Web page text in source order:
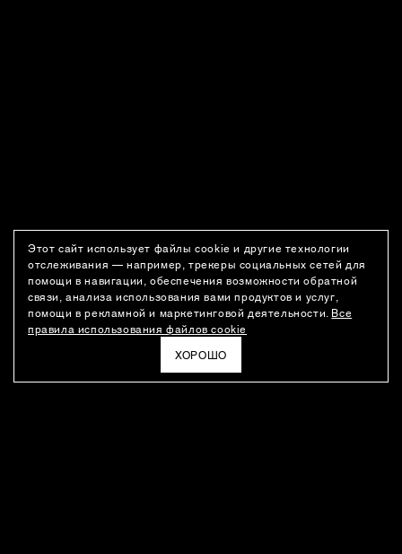
Этот сайт использует файлы cookie и другие технологии
отслеживания — например, трекеры социальных сетей для
помощи в навигации, обеспечения возможности обратной
связи, анализа использования вами продуктов и услуг,
помощи в рекламной и маркетинговой деятельности. Все
правила использования файлов cookie
ХОРОШО